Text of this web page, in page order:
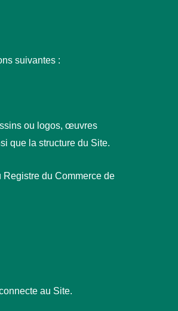
suivantes :
ou logos, œuvres
que la structure du Site.
du Commerce de
au Site.